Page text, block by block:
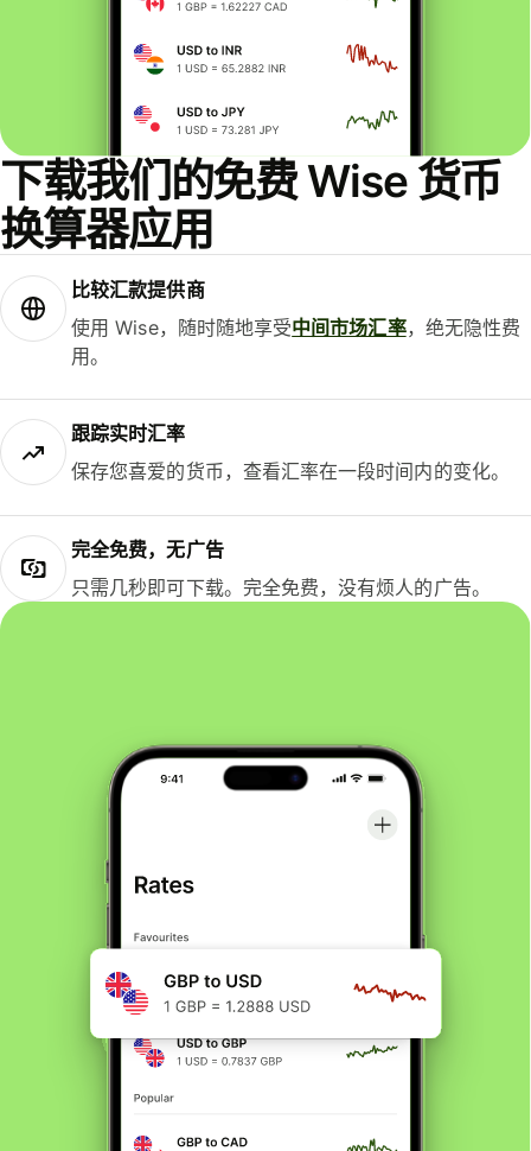
下载我们的免费 Wise 货币
换算器应用
比较汇款提供商
使用 Wise，随时随地享受中间市场汇率，绝无隐性费
用。
跟踪实时汇率
保存您喜爱的货币，查看汇率在一段时间内的变化。
完全免费，无广告
只需几秒即可下载。完全免费，没有烦人的广告。